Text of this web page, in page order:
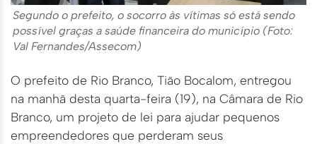
Segundo o prefeito, o socorro às vítimas só está sendo
possível graças a saúde financeira do município (Foto:
Val Fernandes/Assecom)
O prefeito de Rio Branco, Tião Bocalom, entregou
na manhã desta quarta-feira (19), na Câmara de Rio
Branco, um projeto de lei para ajudar pequenos
empreendedores que perderam seus